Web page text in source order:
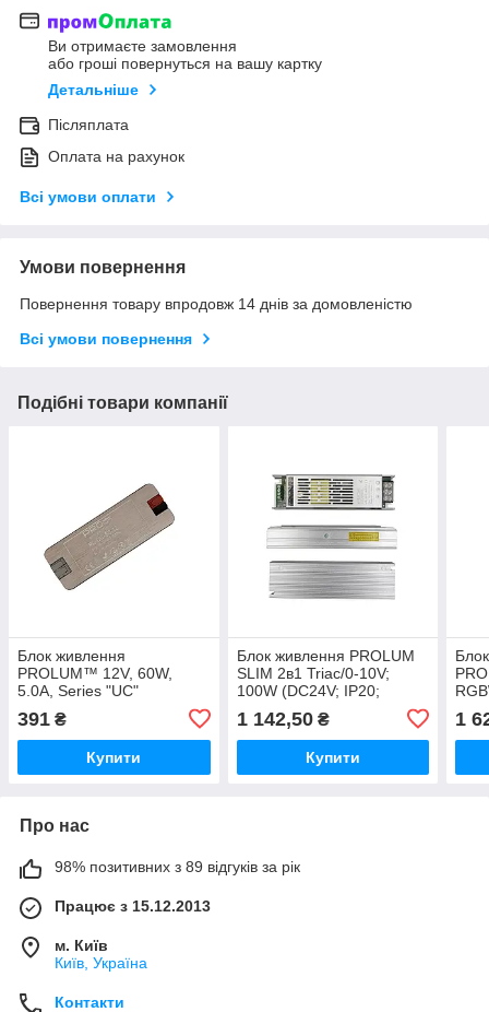
Ви отримаєте замовлення
або гроші повернуться на вашу картку
Детальніше
Післяплата
Оплата на рахунок
Всі умови оплати
Умови повернення
Повернення товару впродовж 14 днів за домовленістю
Всі умови повернення
Подібні товари компанії
Блок живлення
PROLUM™ 12V, 60W,
5.0А, Series "UC"
391 ₴
Купити
Блок живлення PROLUM
SLIM 2в1 Triac/0-10V;
100W (DC24V; IP20;
4.17А) SERIES "SPT" PRO
1 142,50₴
Купити
1
Про нас
98% позитивних з 89 відгуків за рік
Працює з 15.12.2013
м. Київ
Київ, Україна
Контакти